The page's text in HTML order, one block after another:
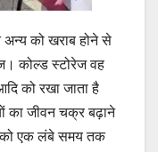
अन्य को खराब होने से
कोल्ड स्टोरेज वह
को रखा जाता है
का जीवन चक्र बढ़ाने
को एक लंबे समय तक